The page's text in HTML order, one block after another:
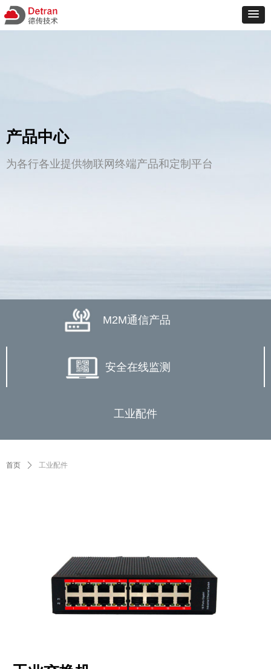
M2M通信产品
安全在线监测
工业配件
产品中心
为各行各业提供物联网终端产品和定制平台
首页 ꄲ 工业配件